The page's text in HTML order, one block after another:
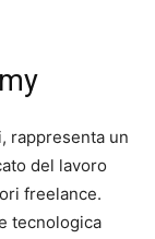
rappresenta un
del lavoro
freelance.
tecnologica